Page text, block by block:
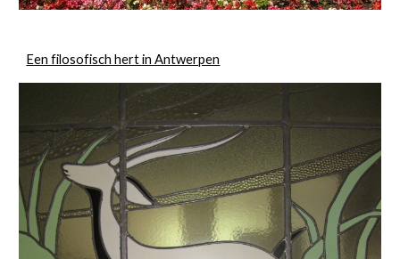
Een filosofisch hert in Antwerpen